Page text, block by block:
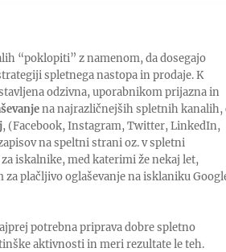
“poklopiti” z namenom, da dosegajo
spletnega nastopa in prodaje. K
odzivna, uporabnikom prijazna in
na najrazličnejših spletnih kanalih,
, (Facebook, Instagram, Twitter, LinkedIn,
na speltni strani oz. v spletni
iskalnike, med katerimi že nekaj let,
plačljivo oglaševanje na isklaniku
potrebna priprava dobre spletno
aktivnosti in meri rezultate le teh.